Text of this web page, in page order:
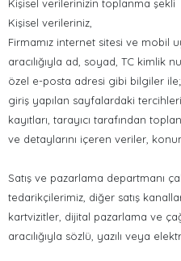
Kişisel verilerinizin toplanma şekli
Kişisel verileriniz,
Firmamız internet sitesi ve mobil
aracılığıyla ad, soyad, TC kimlik
özel e-posta adresi gibi bilgiler ile;
giriş yapılan sayfalardaki
kayıtları, tarayıcı tarafından
ve detaylarını içeren veriler,
Satış ve pazarlama departmanı
tedarikçilerimiz, diğer satış
kartvizitler, dijital pazarlama ve
aracılığıyla sözlü, yazılı veya